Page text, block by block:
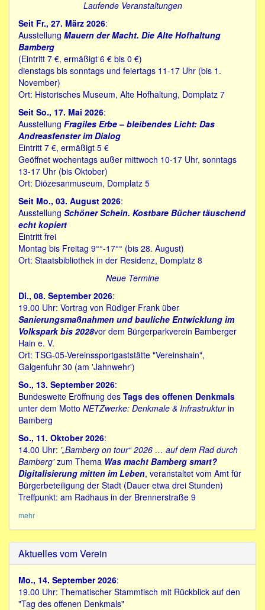
Laufende Veranstaltungen
Seit Fr., 27. März 2026:
Ausstellung Mauern der Macht. Die Alte Hofhaltung
Bamberg
(Eintritt 7 €, ermäßigt 6 € bis 0 €)
dienstags bis sonntags und feiertags 11-17 Uhr (bis 1.
November)
Ort: Historisches Museum, Alte Hofhaltung, Domplatz 7
Seit So., 17. Mai 2026:
Ausstellung Fragiles Erbe – bleibendes Licht: Das
Andreasfenster im Dialog
Eintritt 7 €, ermäßigt 5 €
Geöffnet wochentags außer mittwoch 10-17 Uhr, sonntags
13-17 Uhr (bis Oktober)
Ort: Diözesanmuseum, Domplatz 5
Seit Mo., 03. August 2026:
Ausstellung Schöner Schein. Kostbare Bücher täuschend
echt kopiert
Eintritt frei
Montag bis Freitag 9°°-17°° (bis 28. August)
Ort: Staatsbibliothek in der Residenz, Domplatz 8
Neue Termine
Di., 08. September 2026:
19.00 Uhr: Vortrag von Rüdiger Frank über
Sanierungsmaßnahmen und bauliche Entwicklung im
Volkspark bis 2028vor dem Bürgerparkverein Bamberger
Hain e. V.
Ort: TSG-05-Vereinssportgaststätte "Vereinshain",
Galgenfuhr 30 (am 'Jahnwehr')
So., 13. September 2026:
Bundesweite Eröffnung des Tags des offenen Denkmals
unter dem Motto NETZwerke: Denkmale & Infrastrukturin
Bamberg
So., 11. Oktober 2026:
14.00 Uhr: '„Bamberg on tour“ 2026 … auf dem Rad durch
Bamberg'zum Thema Was macht Bamberg smart?
Digitalisierung mitten im Leben, veranstaltet vom Amt für
Bürgerbeteiligung der Stadt (Dauer etwa drei Stunden)
Treffpunkt: am Radhaus in der Brennerstraße 9
mehr
Aktuelles vom Verein
Mo., 14. September 2026:
19.00 Uhr: Thematischer Stammtisch mit Rückblick auf den
"Tag des offenen Denkmals"